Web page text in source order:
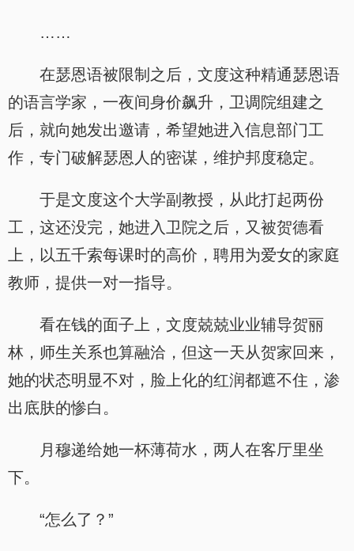
……
在瑟恩语被限制之后，文度这种精通瑟恩语
的语言学家，一夜间身价飙升，卫调院组建之
后，就向她发出邀请，希望她进入信息部门工
作，专门破解瑟恩人的密谋，维护邦度稳定。
于是文度这个大学副教授，从此打起两份
工，这还没完，她进入卫院之后，又被贺德看
上，以五千索每课时的高价，聘用为爱女的家庭
教师，提供一对一指导。
看在钱的面子上，文度兢兢业业辅导贺丽
林，师生关系也算融洽，但这一天从贺家回来，
她的状态明显不对，脸上化的红润都遮不住，渗
出底肤的惨白。
月穆递给她一杯薄荷水，两人在客厅里坐
下。
“怎么了？”